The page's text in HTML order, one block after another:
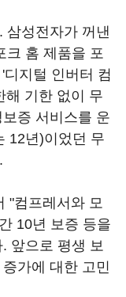
삼성전자가 꺼낸
크 홈 제품을 포
지털 인버터 컴
해 기한 없이 무
증 서비스를 운
12년)이었던 무
"컴프레서와 모
10년 보증 등을
앞으로 평생 보
가에 대한 고민